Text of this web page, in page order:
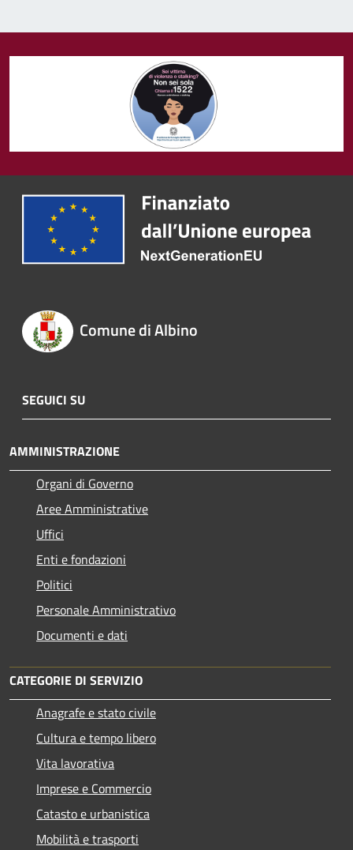
Comune di Albino
SEGUICI SU
AMMINISTRAZIONE
Organi di Governo
Aree Amministrative
Uffici
Enti e fondazioni
Politici
Personale Amministrativo
Documenti e dati
CATEGORIE DI SERVIZIO
Anagrafe e stato civile
Cultura e tempo libero
Vita lavorativa
Imprese e Commercio
Catasto e urbanistica
Mobilità e trasporti